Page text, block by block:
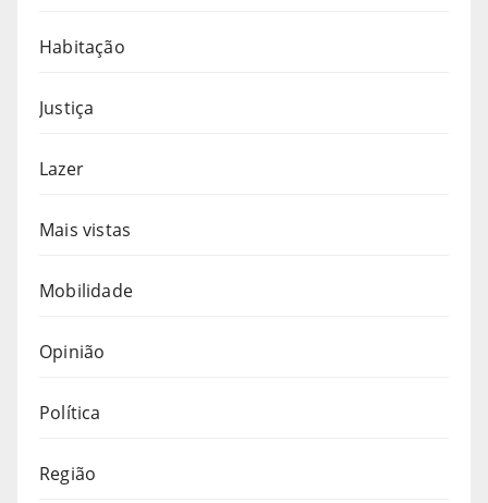
Habitação
Justiça
Lazer
Mais vistas
Mobilidade
Opinião
Política
Região